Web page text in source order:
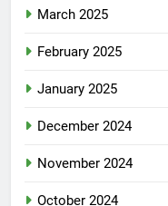
March 2025
February 2025
January 2025
December 2024
November 2024
October 2024